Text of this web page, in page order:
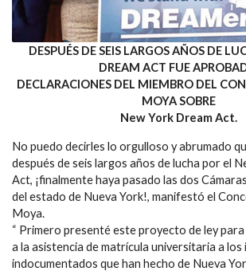
DESPUÉS DE SEIS LARGOS AÑOS DE
DREAM ACT FUE
DECLARACIONES DEL MIEMBRO DEL
MOYA SOBRE
New York Dream Act.
No puedo decirles lo orgulloso y abrumado
después de seis largos años de lucha por el
Act, ¡finalmente haya pasado las dos
del estado de Nueva York!, manifestó el
Moya.
“ Primero presenté este proyecto de ley
a la asistencia de matrícula universitaria a los
indocumentados que han hecho de Nueva